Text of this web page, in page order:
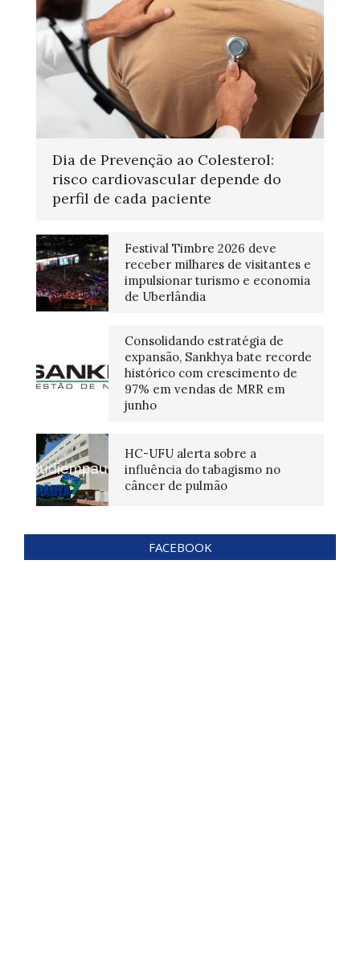
Dia de Prevenção ao Colesterol:
risco cardiovascular depende do
perfil de cada paciente
Festival Timbre 2026 deve
receber milhares de visitantes e
impulsionar turismo e economia
de Uberlândia
Consolidando estratégia de
expansão, Sankhya bate recorde
histórico com crescimento de
97% em vendas de MRR em
junho
HC-UFU alerta sobre a
influência do tabagismo no
câncer de pulmão
FACEBOOK